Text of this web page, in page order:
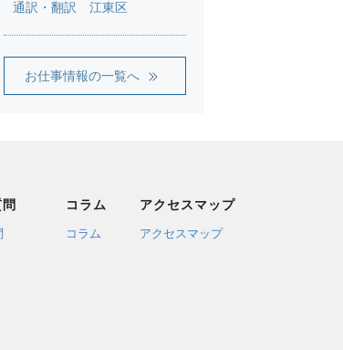
通訳・翻訳 江東区
お仕事情報の一覧へ
コラム
コラム
アクセスマップ
アクセスマップ